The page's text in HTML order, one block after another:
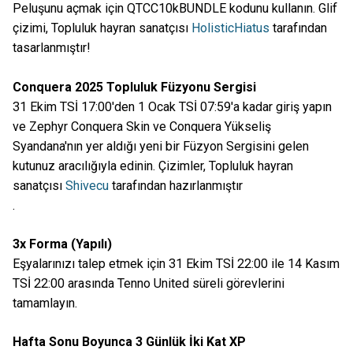
Peluşunu açmak için QTCC10kBUNDLE kodunu kullanın. Glif
çizimi, Topluluk hayran sanatçısı HolisticHiatus tarafından
tasarlanmıştır!
Conquera 2025 Topluluk Füzyonu Sergisi
31 Ekim TSİ 17:00'den 1 Ocak TSİ 07:59'a kadar giriş yapın
ve Zephyr Conquera Skin ve Conquera Yükseliş
Syandana'nın yer aldığı yeni bir Füzyon Sergisini gelen
kutunuz aracılığıyla edinin. Çizimler, Topluluk hayran
sanatçısı Shivecu tarafından hazırlanmıştır
.
3x Forma (Yapılı)
Eşyalarınızı talep etmek için 31 Ekim TSİ 22:00 ile 14 Kasım
TSİ 22:00 arasında Tenno United süreli görevlerini
tamamlayın.
Hafta Sonu Boyunca 3 Günlük İki Kat XP